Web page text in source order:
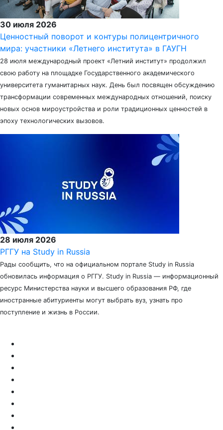
30 июля 2026
Ценностный поворот и контуры полицентричного
мира: участники «Летнего института» в ГАУГН
28 июля международный проект «Летний институт» продолжил
свою работу на площадке Государственного академического
университета гуманитарных наук. День был посвящен обсуждению
трансформации современных международных отношений, поиску
новых основ мироустройства и роли традиционных ценностей в
эпоху технологических вызовов.
28 июля 2026
РГГУ на Study in Russia
Рады сообщить, что на официальном портале Study in Russia
обновилась информация о РГГУ. Study in Russia — информационный
ресурс Министерства науки и высшего образования РФ, где
иностранные абитуриенты могут выбрать вуз, узнать про
поступление и жизнь в России.